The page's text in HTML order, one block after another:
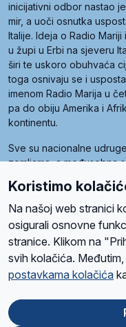
inicijativni odbor nastao
mir, a uoči osnutka
Italije. Ideja o Radio
u župi u Erbi na sjeveru
širi te uskoro obuhvaća
toga osnivaju se i
imenom Radio Marija u
pa do obiju Amerika i
kontinentu.
Sve su nacionalne
zemljama, a
pod nazivom Svjetska
Radio Maria). Svjetsku
kojima je i hrvatska
O namaRadio Program
Ova stranica je
Koristimo
Na našoj web stranici
osigurali osnovne
stranice. Klikom na
svih kolačića.
postavkama kolačića